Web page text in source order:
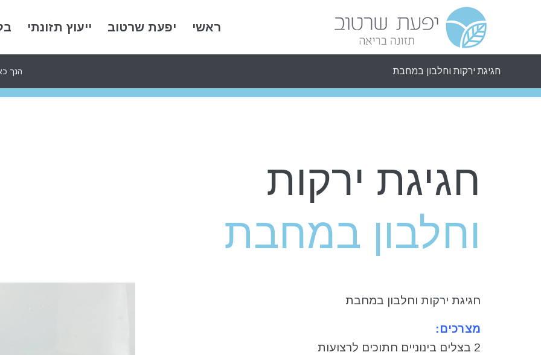
ראשי יפעת שרטוב ייעוץ תזונתי
חגיגת ירקות וחלבון במחבת הנך
חגיגת ירקות
וחלבון במחבת
חגיגת ירקות וחלבון במחבת
מצרכים:
2 בצלים בינוניים חתוכים לרצועות